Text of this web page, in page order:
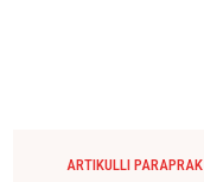
ARTIKULLI PARAPRAK